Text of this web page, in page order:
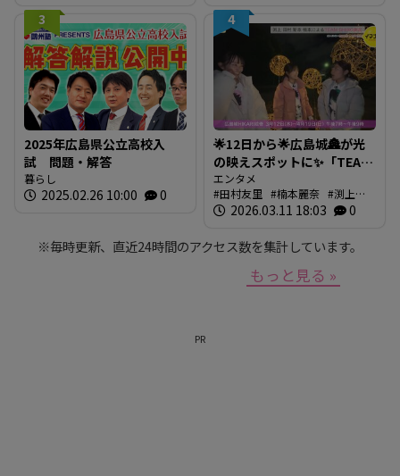
3
2025年広島県公立高校入
試 問題・解答
暮らし
2025.02.26 10:00 0
4
🌟12日から🌟広島城🏯が光
の映えスポットに✨「TEAM
SHIRO」始動
❗【BUTSUBUTSU2】
エンタメ
田村友里
楠本麗奈
渕上沙
紀
新本穂乃佳 イマナマ
2026.03.11 18:03 0
※毎時更新、直近24時間のアクセス数を集計しています。
もっと見る »
PR